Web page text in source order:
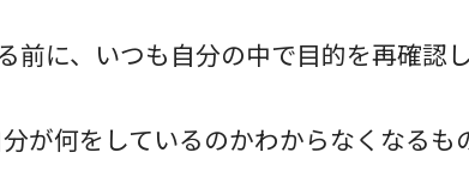
前に、いつも自分の中で目的を再確認
が何をしているのかわからなくなる